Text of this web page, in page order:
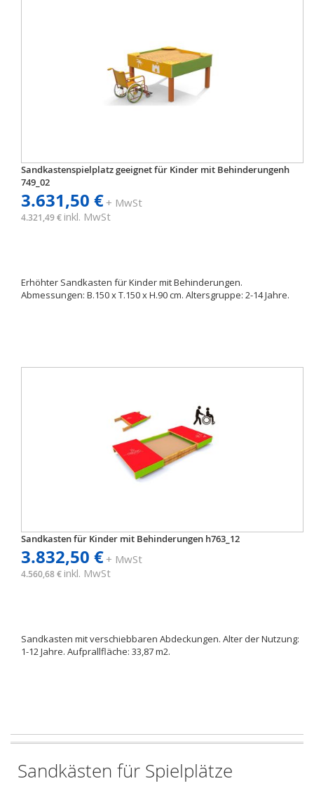
Sandkastenspielplatz geeignet für Kinder mit Behinderungenh
749_02
3.631,50 €+ MwSt
4.321,49 € inkl. MwSt
Erhöhter Sandkasten für Kinder mit Behinderungen.
Abmessungen: B.150 x T.150 x H.90 cm. Altersgruppe: 2-14 Jahre.
Sandkasten für Kinder mit Behinderungen h763_12
3.832,50 €+ MwSt
4.560,68 € inkl. MwSt
Sandkasten mit verschiebbaren Abdeckungen. Alter der Nutzung:
1-12 Jahre. Aufprallfläche: 33,87 m2.
Sandkästen für Spielplätze